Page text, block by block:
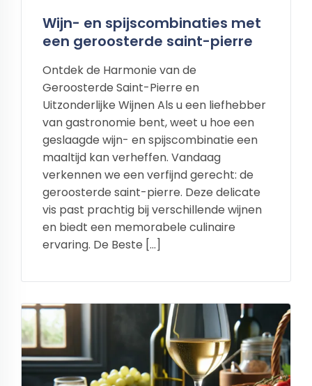
Wijn- en spijscombinaties met
een geroosterde saint-pierre
Ontdek de Harmonie van de
Geroosterde Saint-Pierre en
Uitzonderlijke Wijnen Als u een liefhebber
van gastronomie bent, weet u hoe een
geslaagde wijn- en spijscombinatie een
maaltijd kan verheffen. Vandaag
verkennen we een verfijnd gerecht: de
geroosterde saint-pierre. Deze delicate
vis past prachtig bij verschillende wijnen
en biedt een memorabele culinaire
ervaring. De Beste […]